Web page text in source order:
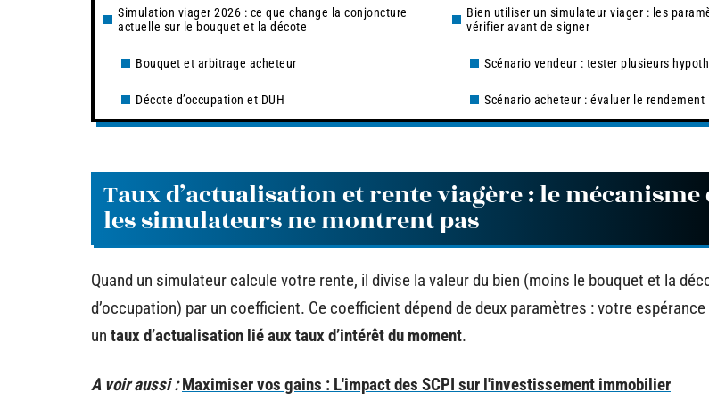
Simulation viager 2026 : ce que change la conjoncture
actuelle sur le bouquet et la décote
Bouquet et arbitrage acheteur
Décote d’occupation et DUH
Bien utiliser un simulateur viager : les
vérifier avant de signer
Scénario vendeur : tester plusieurs
Scénario acheteur : évaluer le rendement
Taux d’actualisation et rente viagère : le mécanisme
les simulateurs ne montrent pas
Quand un simulateur calcule votre rente, il divise la valeur du bien (moins le bouquet et la
d’occupation) par un coefficient. Ce coefficient dépend de deux paramètres : votre espérance
un taux d’actualisation lié aux taux d’intérêt du moment.
A voir aussi : Maximiser vos gains : L'impact des SCPI sur l'investissement immobilier